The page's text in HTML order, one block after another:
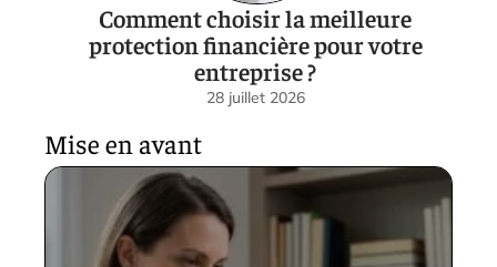
Comment choisir la meilleure
protection financière pour votre
entreprise ?
28 juillet 2026
Mise en avant